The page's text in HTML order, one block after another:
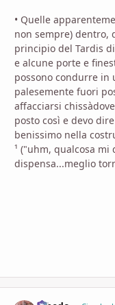
• Quelle
non sempre) dentro,
principio del Tardis
e alcune porte e
possono condurre
palesemente fuori
affacciarsi
posto così e devo
benissimo nella
¹ ("uhm, qualcosa
dispensa...meglio